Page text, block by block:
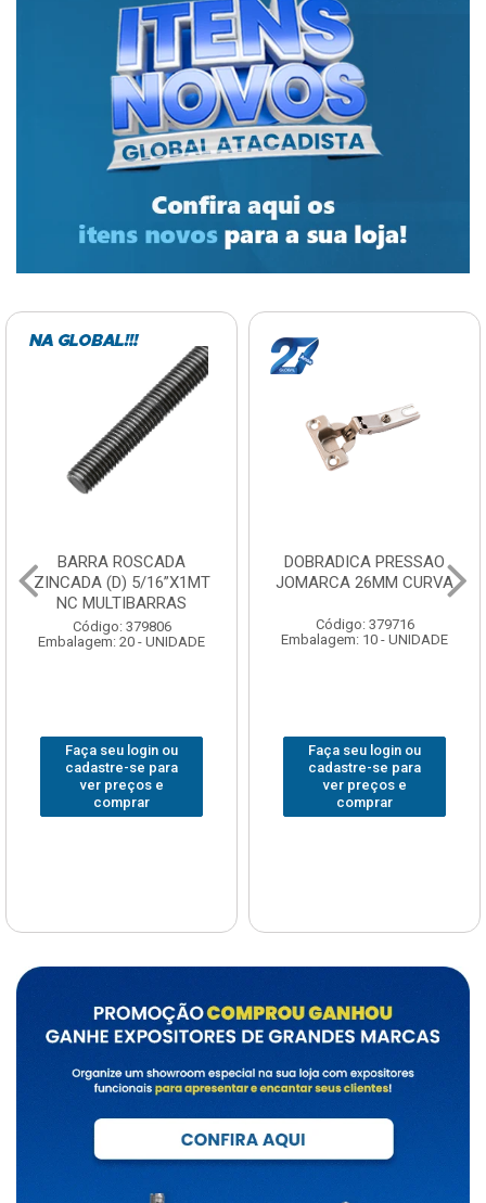
DOBRADICA PRESSAO
JOMARCA 26MM CURVA
Código: 379716
Embalagem: 10 - UNIDADE
Faça seu login ou
cadastre-se para
ver preços e
comprar
ESTICADOR CABO DE ACO
NORD {01} 3/16
Código: 379768
Embalagem: 100 - UNIDADE
Faça seu login ou
cadastre-se para
ver preços e
comprar